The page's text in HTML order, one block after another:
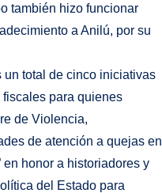
también hizo funcionar
a Anilú, por su
un total de cinco iniciativas
para quienes
de Violencia,
de atención a quejas en
honor a historiadores y
del Estado para